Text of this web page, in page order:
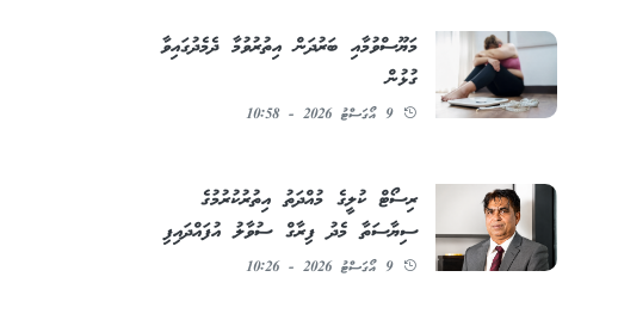
މަޔޫސްވުމާއި ބަރުދަން އިތުރުވުމާ ދެމެދުގައިވާ
ގުޅުން
9 އޯގަސްޓު 2026 - 10:58
ރިސޯޓް ކުލީގެ މުއްދަތު އިތުރުކުރުމުގެ
ސިޔާސަތާ މެދު ފިރާގް ސުވާލު އުފައްދައިފި
9 އޯގަސްޓު 2026 - 10:26